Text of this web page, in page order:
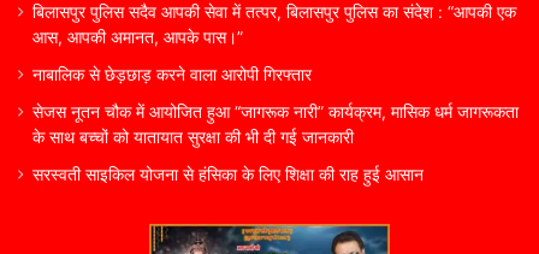
बिलासपुर पुलिस सदैव आपकी सेवा में तत्पर, बिलासपुर पुलिस का संदेश : “आपकी एक
आस, आपकी अमानत, आपके पास।”
नाबालिक से छेड़छाड़ करने वाला आरोपी गिरफ्तार
सेजस नूतन चौक में आयोजित हुआ “जागरूक नारी” कार्यक्रम, मासिक धर्म जागरूकता
के साथ बच्चों को यातायात सुरक्षा की भी दी गई जानकारी
सरस्वती साइकिल योजना से हंसिका के लिए शिक्षा की राह हुई आसान